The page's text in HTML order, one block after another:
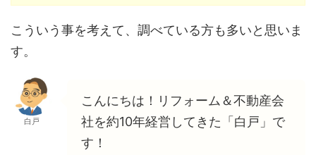
こういう事を考えて、調べている方も多いと思いま
す。
白戸
こんにちは！リフォーム＆不動産会
社を約10年経営してきた「白戸」で
す！